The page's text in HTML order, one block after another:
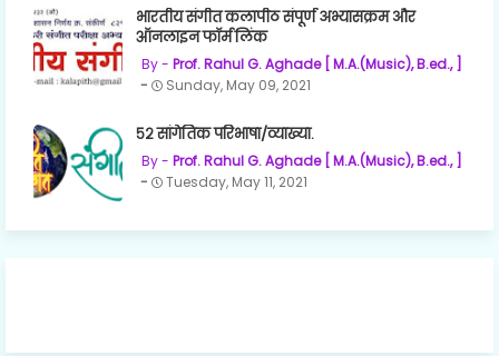
भारतीय संगीत कलापीठ संपूर्ण अभ्यासक्रम और
ऑनलाइन फॉर्म लिंक
Prof. Rahul G. Aghade [ M.A.(Music), B.ed., ]
Sunday, May 09, 2021
५२ सांगेतिक परिभाषा/व्याख्या.
Prof. Rahul G. Aghade [ M.A.(Music), B.ed., ]
Tuesday, May 11, 2021